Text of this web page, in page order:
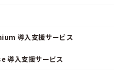
導入支援サービス
入支援サービス